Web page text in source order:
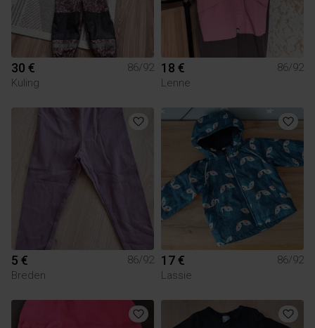
30 €
86/92
Kuling
18 €
86/92
Lenne
5 €
86/92
Breden
17 €
86/92
Lassie